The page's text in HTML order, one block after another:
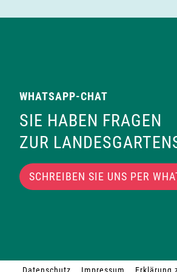
WHATSAPP-CHAT
SIE HABEN FRAGEN
ZUR
SCHREIBEN SIE UNS PER